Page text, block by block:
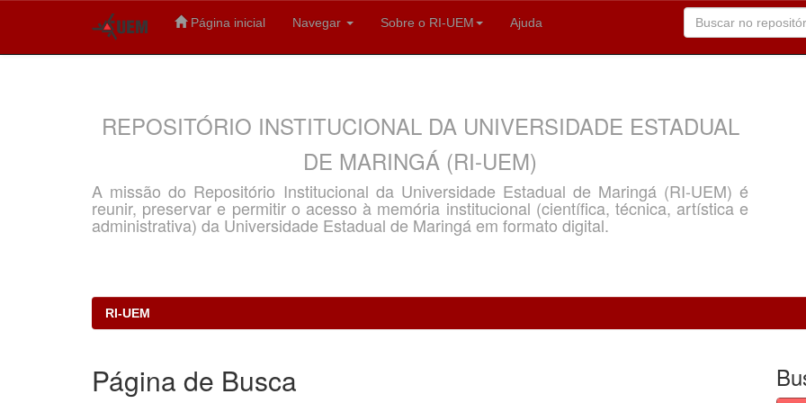
Página inicial Navegar Sobre o RI-UEM Ajuda
REPOSITÓRIO INSTITUCIONAL DA UNIVERSIDADE ESTADUAL
DE MARINGÁ (RI-UEM)
A missão do Repositório Institucional da Universidade Estadual de Maringá (RI-UEM) é
reunir, preservar e permitir o acesso à memória institucional (científica, técnica, artística e
administrativa) da Universidade Estadual de Maringá em formato digital.
RI-UEM
Página de Busca